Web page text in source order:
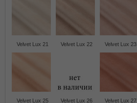
Velvet Lux 21 Velvet Lux 22 Velvet Lux 23
Velvet Lux 25 Velvet Lux 26 Velvet Lux 27